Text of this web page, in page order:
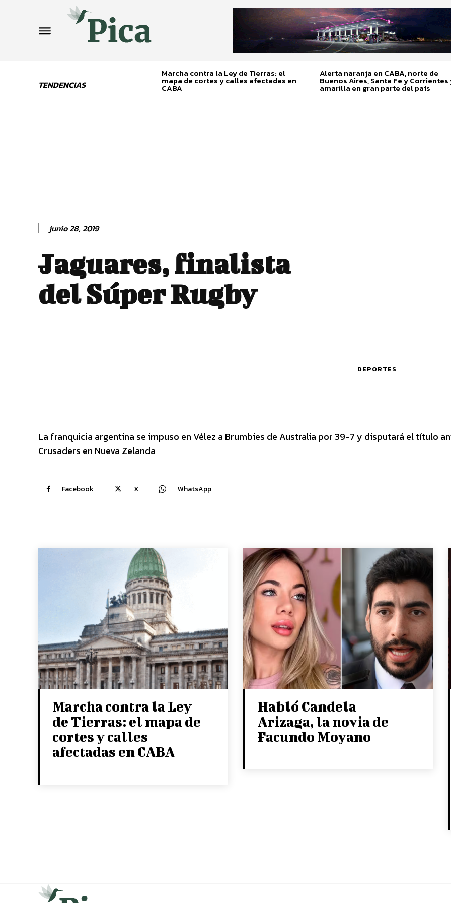
TENDENCIAS
Marcha contra la Ley de Tierras: el
mapa de cortes y calles afectadas en
CABA
Alerta naranja en CABA, norte de
Buenos Aires, Santa Fe y Corrientes
amarilla en gran parte del país
junio 28, 2019
Jaguares, finalista
del Súper Rugby
DEPORTES
La franquicia argentina se impuso en Vélez a Brumbies de Australia por 39-7 y disputará el título
Crusaders en Nueva Zelanda
Facebook X WhatsApp
Marcha contra la Ley
de Tierras: el mapa de
cortes y calles
afectadas en CABA
Habló Candela
Arizaga, la novia de
Facundo Moyano